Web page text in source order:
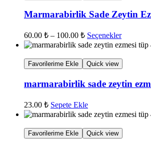
Marmarabirlik Sade Zeytin
60.00 ₺ – 100.00 ₺Fiyat
aralığı:
-
SeçeneklerBu
ürünün
fazla
var.
seçilebilir
Favorilerime Ekle Quick view
marmarabirlik sade zeytin
23.00 ₺ Sepete Ekle
Favorilerime Ekle Quick view